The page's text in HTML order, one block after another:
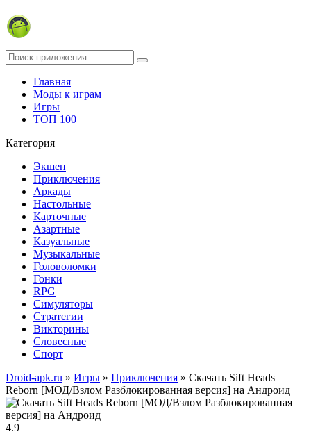
Главная
Моды к играм
Игры
ТОП 100
Категория
Экшен
Приключения
Аркады
Настольные
Карточные
Азартные
Казуальные
Музыкальные
Головоломки
Гонки
RPG
Симуляторы
Стратегии
Викторины
Словесные
Спорт
Droid-apk.ru » Игры » Приключения » Скачать Sift Heads
Reborn [МОД/Взлом Разблокированная версия] на Андроид
4.9